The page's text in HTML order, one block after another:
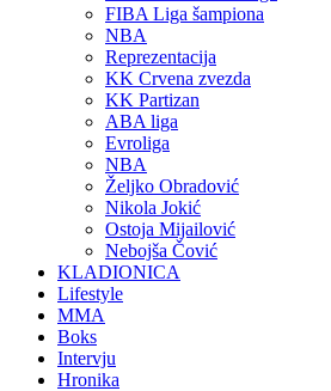
FIBA Liga šampiona
NBA
Reprezentacija
KK Crvena zvezda
KK Partizan
ABA liga
Evroliga
NBA
Željko Obradović
Nikola Jokić
Ostoja Mijailović
Nebojša Čović
KLADIONICA
Lifestyle
MMA
Boks
Intervju
Hronika